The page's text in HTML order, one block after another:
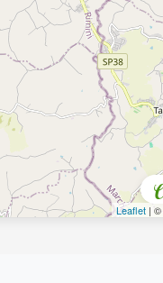
Leaflet | ©